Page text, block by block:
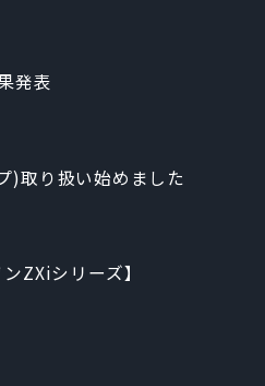
発表
)取り扱い始めました
ZXiシリーズ】